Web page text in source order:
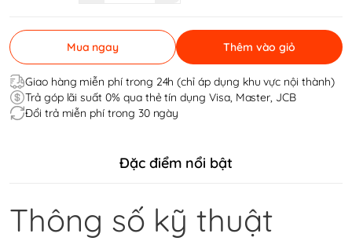
Mua ngay Thêm vào giỏ
Giao hàng miễn phí trong 24h (chỉ áp dụng khu vực nội thành)
Trả góp lãi suất 0% qua thẻ tín dụng Visa, Master, JCB
Đổi trả miễn phí trong 30 ngày
Đặc điểm nổi bật
Thông số kỹ thuật